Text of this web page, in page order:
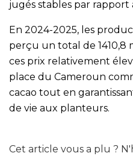
jugés stables par rapport
En 2024-2025, les
perçu un total de 1410,8
ces prix relativement
place du Cameroun
cacao tout en
de vie aux planteurs.
Cet article vous a plu ?